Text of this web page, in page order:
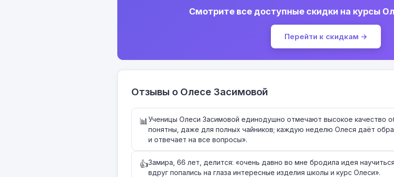
Смотрите все доступные скидки на курсы
Перейти к скидкам →
Отзывы о Олесе Засимовой
📊 Ученицы Олеси Засимовой единодушно отмечают высокое качество
понятны, даже для полных чайников; каждую неделю Олеся даёт
и отвечает на все вопросы».
👍Замира, 66 лет, делится: «очень давно во мне бродила идея
вдруг попались на глаза интересные изделия школы и курс Олеси».